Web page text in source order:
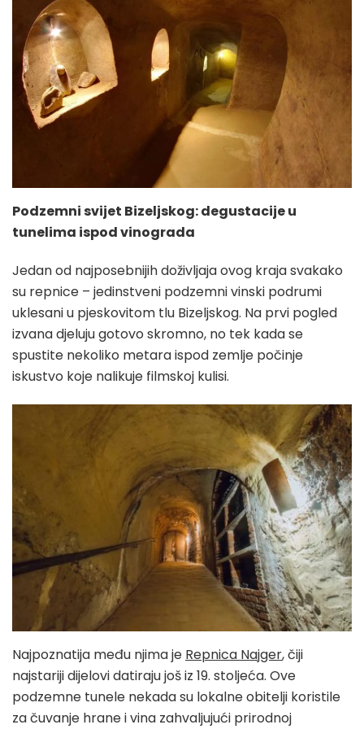
Podzemni svijet Bizeljskog: degustacije u
tunelima ispod vinograda
Jedan od najposebnijih doživljaja ovog kraja svakako
su repnice – jedinstveni podzemni vinski podrumi
uklesani u pjeskovitom tlu Bizeljskog. Na prvi pogled
izvana djeluju gotovo skromno, no tek kada se
spustite nekoliko metara ispod zemlje počinje
iskustvo koje nalikuje filmskoj kulisi.
Najpoznatija među njima je Repnica Najger, čiji
najstariji dijelovi datiraju još iz 19. stoljeća. Ove
podzemne tunele nekada su lokalne obitelji koristile
za čuvanje hrane i vina zahvaljujući prirodnoj